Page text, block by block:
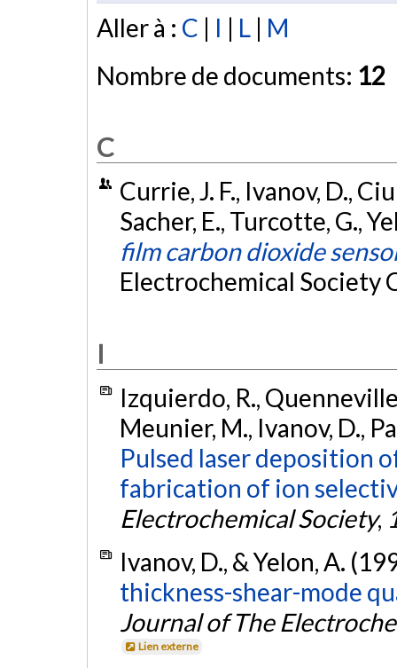
Aller à : C | I | L | M
Nombre de documents: 12
C
Currie, J. F., Ivanov, D.,
Sacher, E., Turcotte, G.,
film carbon dioxide
Electrochemical Society
I
Izquierdo, R.,
Meunier, M., Ivanov, D.,
Pulsed laser deposition
fabrication of ion
Electrochemical Society,
Ivanov, D., & Yelon, A.
thickness-shear-mode
Journal of The
Lien externe